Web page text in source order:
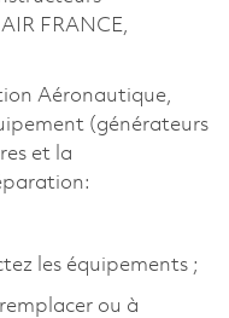
FRANCE,
Aéronautique,
(générateurs
et la
les équipements ;
ou à